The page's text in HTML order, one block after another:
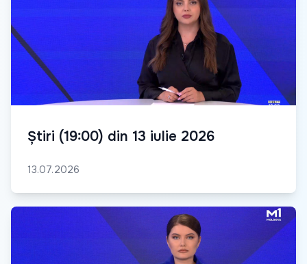
Știri (19:00) din 13 iulie 2026
13.07.2026